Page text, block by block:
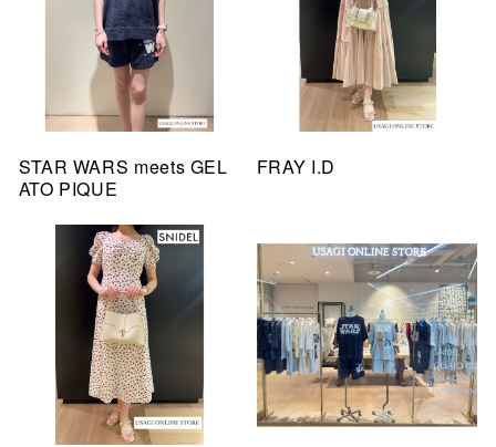
STAR WARS meets GEL
ATO PIQUE
FRAY I.D